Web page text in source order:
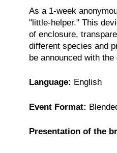
As a 1-week
"little-helper." This
of enclosure,
different species and
be announced with
Language: English
Event Format:
Presentation of the